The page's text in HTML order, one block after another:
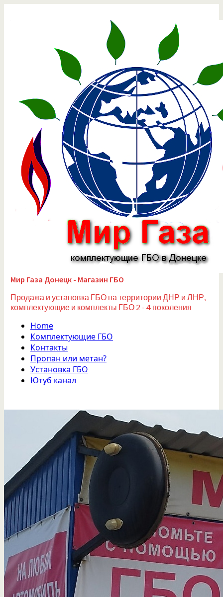
Мир Газа Донецк - Магазин ГБО
Продажа и установка ГБО на территории ДНР и ЛНР,
комплектующие и комплекты ГБО 2 - 4 поколения
Home
Комплектующие ГБО
Контакты
Пропан или метан?
Установка ГБО
Ютуб канал